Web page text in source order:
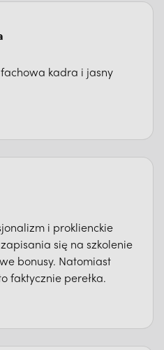
kadra i jasny
i proklienckie
się na szkolenie
bonusy. Natomiast
faktycznie perełka.